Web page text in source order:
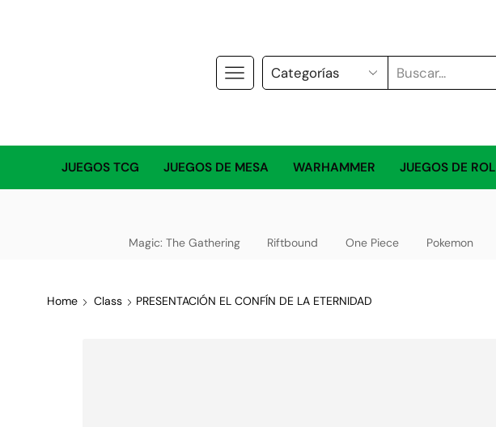
JUEGOS TCG JUEGOS DE MESA WARHAMMER JUEGOS DE ROL
Magic: The Gathering Riftbound One Piece Pokemon
Home Class PRESENTACIÓN EL CONFÍN DE LA ETERNIDAD